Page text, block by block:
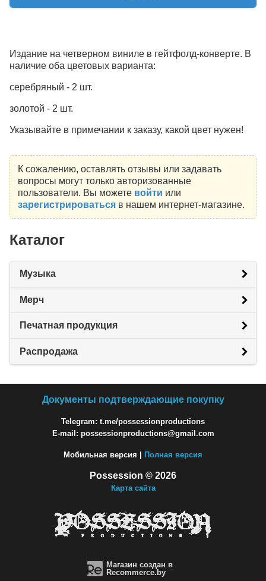
Издание на четверном виниле в гейтфолд-конверте. В
наличие оба цветовых варианта:
серебряный - 2 шт.
золотой - 2 шт.
Указывайте в примечании к заказу, какой цвет нужен!
К сожалению, оставлять отзывы или задавать
вопросы могут только авторизованные
пользователи. Вы можете войти или
зарегистрироватьсяв нашем интернет-магазине.
Каталог
Музыка
Мерч
Печатная продукция
Распродажа
Документы подтверждающие покупку
Telegram: t.me/possessionproductions
E-mail: possessionproductions@gmail.com
Мобильная версия | Полная версия
Possession © 2026
Карта сайта
Магазин создан в
Recommerce.by